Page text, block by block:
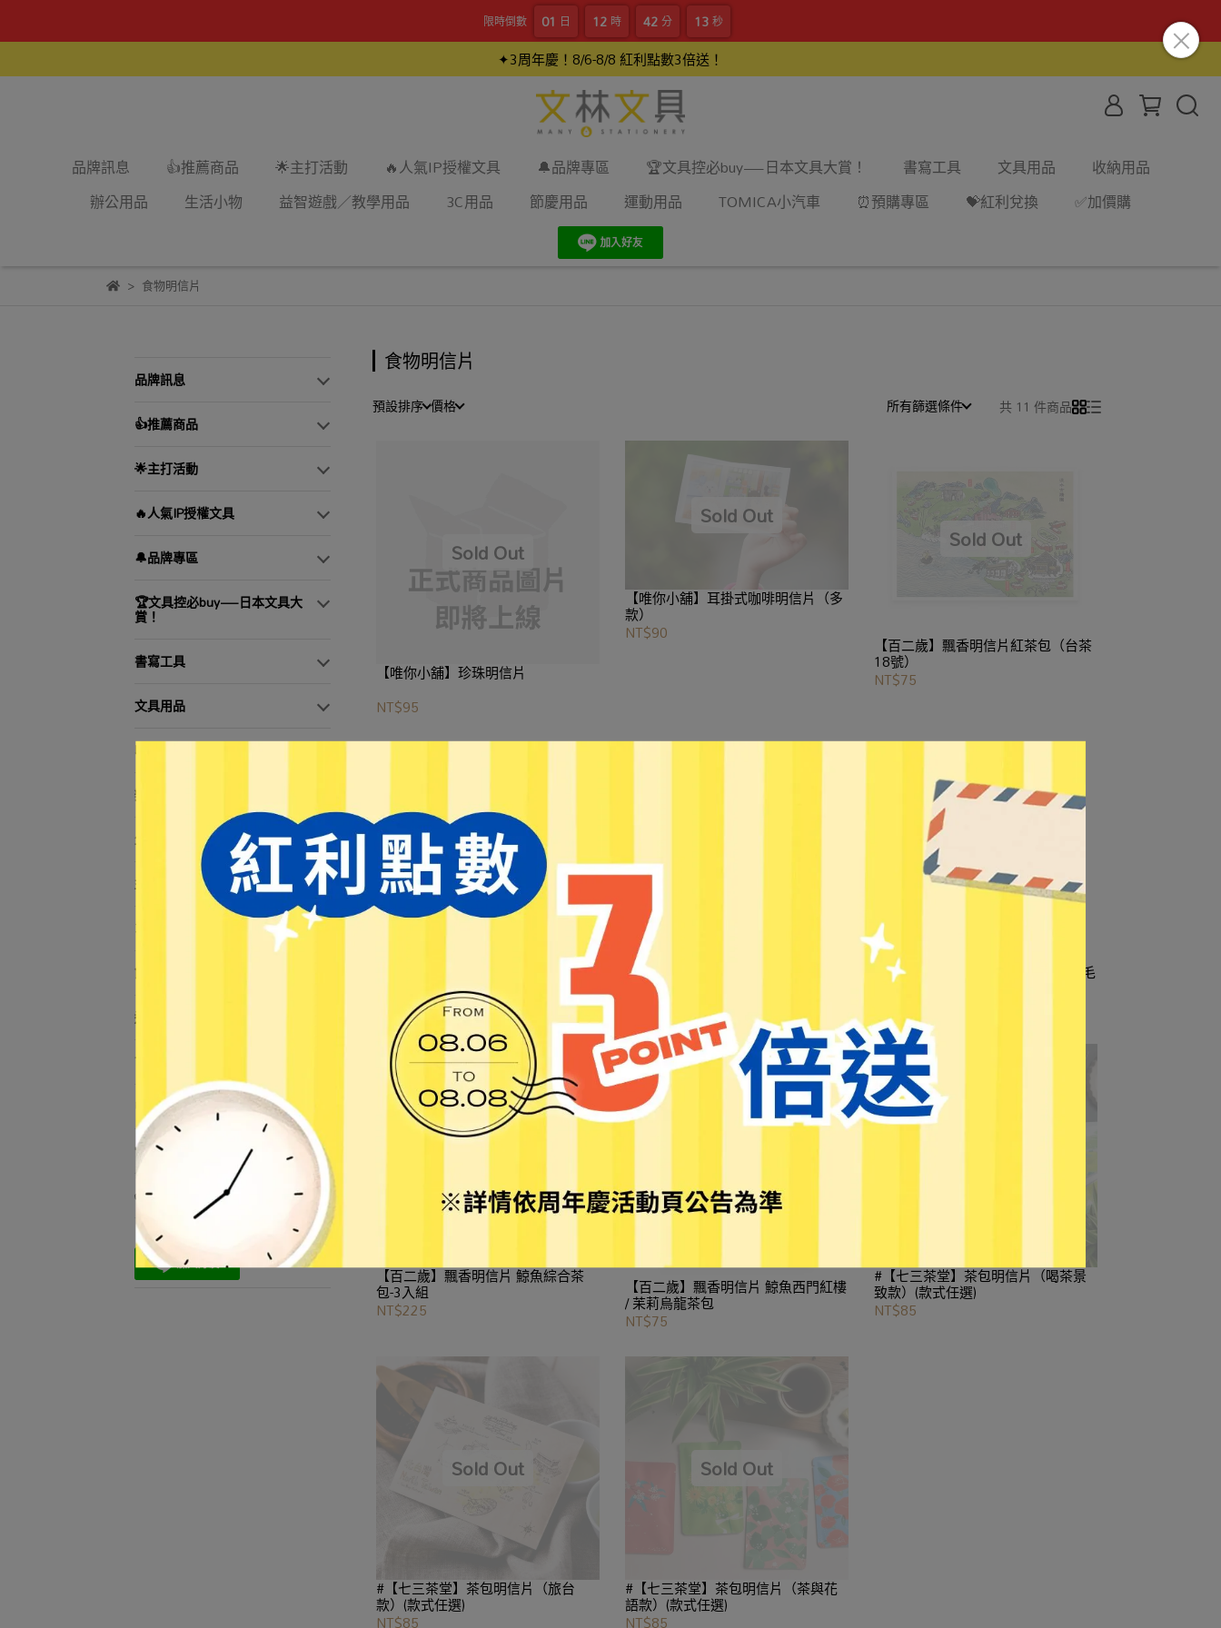
限時倒數 01 日 12 時 42分 12秒
✦3周年慶！8/6-8/8 紅利點數3倍送！
品牌訊息 👍推薦商品 🌟主打活動 🔥人氣IP授權文具 🔔品牌專區 🏆文具控必buy—日本文具大賞！ 書寫工具 文具用品
收納用品
辦公用品
生活小物 益智遊戲／教學用品 3C用品 節慶用品 運動用品 TOMICA小汽車 ⏰預購專區 💝紅利兌換 ✅加價購
食物明信片
品牌訊息
👍推薦商品
🌟主打活動
🔥人氣IP授權文具
🔔品牌專區
🏆文具控必buy—日本文具大
賞！
書寫工具
文具用品
收納用品
辦公用品
生活小物
益智遊戲／教學用品
3C用品
節慶用品
運動用品
TOMICA小汽車
⏰預購專區
💝紅利兌換
✅加價購
食物明信片
預設排序 價格 所有篩選條件 共 11 件商品
【唯你小舖】珍珠明信片
NT$95
【唯你小舖】耳掛式咖啡明信片（多
款）
NT$90 【百二歲】飄香明信片紅茶包（台茶
18號）
NT$75
【百二歲】飄香明信片 淡水紅毛城 /
【百二歲】飄香明信片 鯨魚歌劇院 /
阿里山金萱茶包
NT$75
【百二歲】飄香明信片 鯨魚淡水紅毛
城 / 玫瑰烏龍茶包
【百二歲】飄香明信片 鯨魚綜合茶
包-3入組
NT$225
【百二歲】飄香明信片 鯨魚西門紅樓
/ 苿莉烏龍茶包
NT$75
#【七三茶堂】茶包明信片（喝茶景
致款）(款式任選)
NT$85
#【七三茶堂】茶包明信片（旅台
款）(款式任選)
NT$85
#【七三茶堂】茶包明信片（茶與花
語款）(款式任選)
NT$85